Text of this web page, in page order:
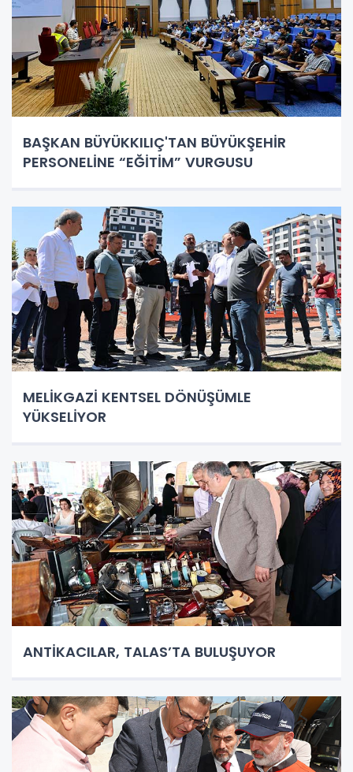
BAŞKAN BÜYÜKKILIÇ'TAN BÜYÜKŞEHİR
PERSONELİNE “EĞİTİM” VURGUSU
MELİKGAZİ KENTSEL DÖNÜŞÜMLE
YÜKSELİYOR
ANTİKACILAR, TALAS’TA BULUŞUYOR